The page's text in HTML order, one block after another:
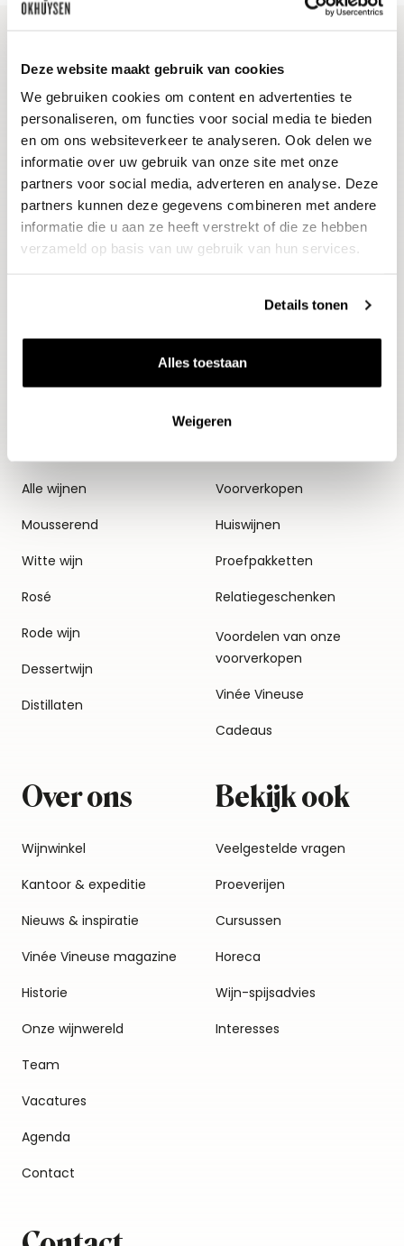
Deze website maakt gebruik van cookies
We gebruiken cookies om content en advertenties te
personaliseren, om functies voor social media te bieden
en om ons websiteverkeer te analyseren. Ook delen we
informatie over uw gebruik van onze site met onze
partners voor social media, adverteren en analyse. Deze
partners kunnen deze gegevens combineren met andere
informatie die u aan ze heeft verstrekt of die ze hebben
verzameld op basis van uw gebruik van hun services.
Details tonen
Alles toestaan
Weigeren
Blijf op de hoogte
Ontvang het laatste wijnnieuws, proeverijen en
evenementen
E-mailadres
Aanmelden
Alle wijnen
Mousserend
Witte wijn
Rosé
Rode wijn
Dessertwijn
Distillaten
Thema's
Voorverkopen
Huiswijnen
Proefpakketten
Relatiegeschenken
Voordelen van onze
voorverkopen
Vinée Vineuse
Cadeaus
Over ons
Wijnwinkel
Kantoor & expeditie
Nieuws & inspiratie
Vinée Vineuse magazine
Historie
Onze wijnwereld
Team
Vacatures
Agenda
Contact
Bekijk ook
Veelgestelde vragen
Proeverijen
Cursussen
Horeca
Wijn-spijsadvies
Interesses